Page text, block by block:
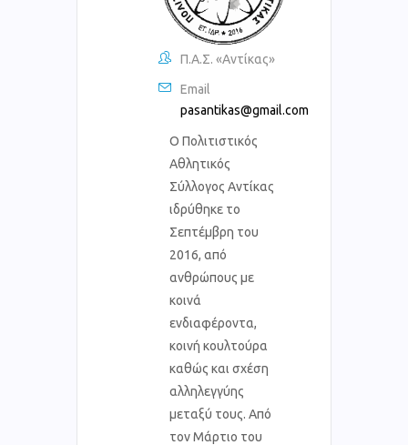
Π.Α.Σ. «Αντίκας»
Email
pasantikas@gmail.com
Ο Πολιτιστικός
Αθλητικός
Σύλλογος Αντίκας
ιδρύθηκε το
Σεπτέμβρη του
2016, από
ανθρώπους με
κοινά
ενδιαφέροντα,
κοινή κουλτούρα
καθώς και σχέση
αλληλεγγύης
μεταξύ τους. Από
τον Μάρτιο του